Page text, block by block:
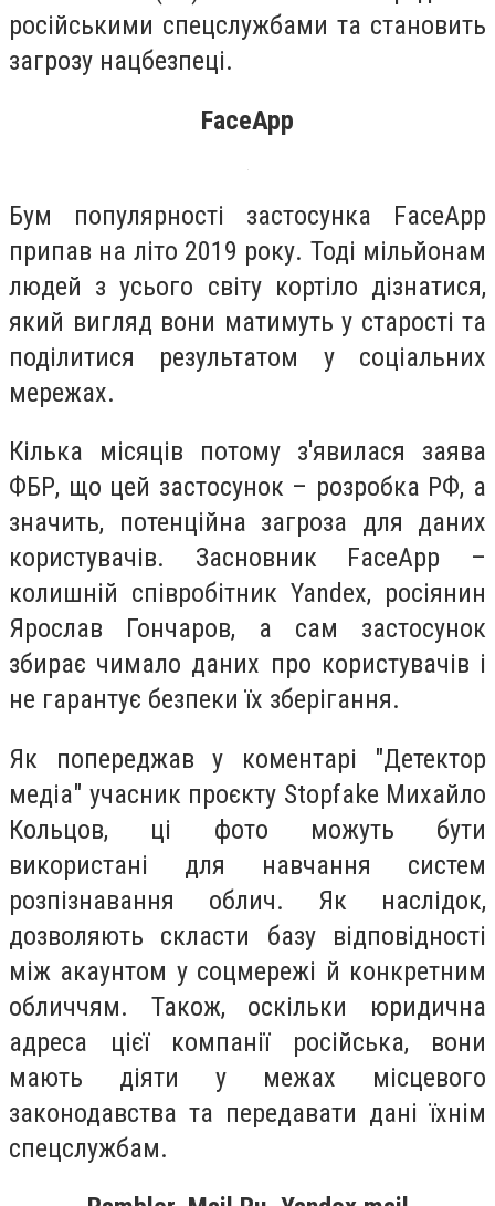
російськими спецслужбами та становить
загрозу нацбезпеці.
FaceApp
Бум популярності застосунка FaceApp
припав на літо 2019 року. Тоді мільйонам
людей з усього світу кортіло дізнатися,
який вигляд вони матимуть у старості та
поділитися результатом у соціальних
мережах.
Кілька місяців потому з'явилася заява
ФБР, що цей застосунок – розробка РФ, а
значить, потенційна загроза для даних
користувачів. Засновник FaceApp –
колишній співробітник Yandex, росіянин
Ярослав Гончаров, а сам застосунок
збирає чимало даних про користувачів і
не гарантує безпеки їх зберігання.
Як попереджав у коментарі "Детектор
медіа" учасник проєкту Stopfake Михайло
Кольцов, ці фото можуть бути
використані для навчання систем
розпізнавання облич. Як наслідок,
дозволяють скласти базу відповідності
між акаунтом у соцмережі й конкретним
обличчям. Також, оскільки юридична
адреса цієї компанії російська, вони
мають діяти у межах місцевого
законодавства та передавати дані їхнім
спецслужбам.